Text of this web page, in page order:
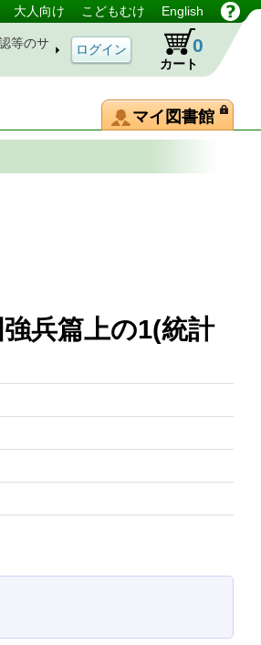
大人向け こどもむけ English
等のサ
カート
0
マイ図書館
兵篇上の1(統計